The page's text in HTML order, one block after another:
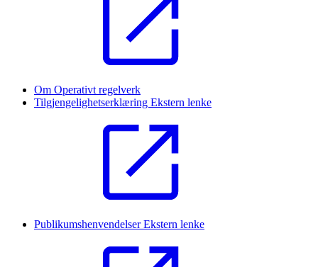
Om Operativt regelverk
Tilgjengelighetserklæring Ekstern lenke
PublikumshenvendelserEkstern lenke